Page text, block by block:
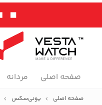
صفحه اصلی مردانه
صفحه اصلی یونی‌سکس